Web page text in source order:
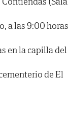
a las 9:00
en la capilla del
de El